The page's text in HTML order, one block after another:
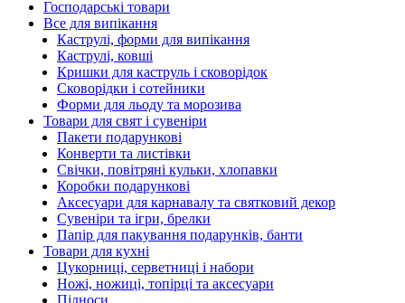
Господарські товари
Все для випікання
Каструлі, форми для випікання
Каструлі, ковші
Кришки для каструль і сковорідок
Сковорідки і сотейники
Форми для льоду та морозива
Товари для свят і сувеніри
Пакети подарункові
Конверти та листівки
Свічки, повітряні кульки, хлопавки
Коробки подарункові
Аксесуари для карнавалу та святковий декор
Сувеніри та ігри, брелки
Папір для пакування подарунків, банти
Товари для кухні
Цукорниці, серветниці і набори
Ножі, ножиці, топірці та аксесуари
Підноси